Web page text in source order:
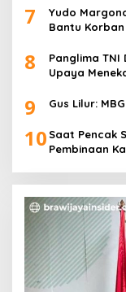
7
Yudo
Bantu
8
Panglima TNI
Upaya
9 Gus Lilur:
10 Saat Pencak
Pembinaan